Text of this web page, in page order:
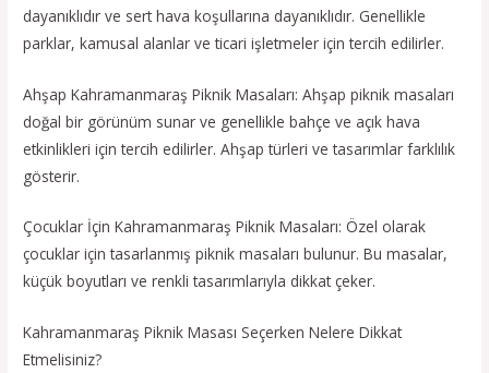
dayanıklıdır ve sert hava koşullarına dayanıklıdır. Genellikle
parklar, kamusal alanlar ve ticari işletmeler için tercih edilirler.
Ahşap Kahramanmaraş Piknik Masaları: Ahşap piknik masaları
doğal bir görünüm sunar ve genellikle bahçe ve açık hava
etkinlikleri için tercih edilirler. Ahşap türleri ve tasarımlar farklılık
gösterir.
Çocuklar İçin Kahramanmaraş Piknik Masaları: Özel olarak
çocuklar için tasarlanmış piknik masaları bulunur. Bu masalar,
küçük boyutları ve renkli tasarımlarıyla dikkat çeker.
Kahramanmaraş Piknik Masası Seçerken Nelere Dikkat
Etmelisiniz?